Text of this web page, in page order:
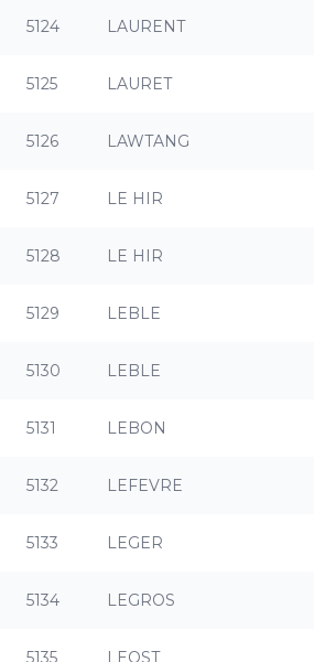
5124 LAURENT
5125 LAURET
5126 LAWTANG
5127 LE HIR
5128 LE HIR
5129 LEBLE
5130 LEBLE
5131 LEBON
5132 LEFEVRE
5133 LEGER
5134 LEGROS
5135 LEOST